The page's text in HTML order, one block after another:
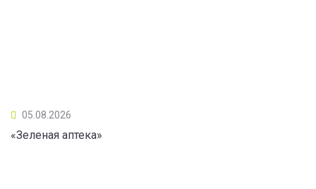
05.08.2026
«Зеленая аптека»